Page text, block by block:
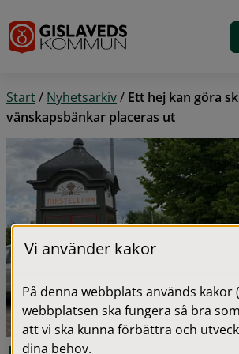
Start/ Nyhetsarkiv/ Ett hej kan göra
vänskapsbänkar placeras ut
Vi använder kakor
På denna webbplats används kakor
webbplatsen ska fungera så bra
att vi ska kunna förbättra och
dina behov.